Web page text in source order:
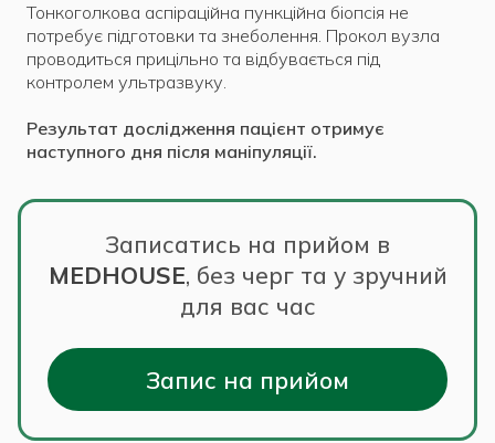
Тонкоголкова аспіраційна пункційна біопсія не
потребує підготовки та знеболення. Прокол вузла
проводиться прицільно та відбувається під
контролем ультразвуку.
Результат дослідження пацієнт отримує
наступного дня після маніпуляції.
Записатись на прийом в
MEDHOUSE, без черг та у зручний
для вас час
Запис на прийом